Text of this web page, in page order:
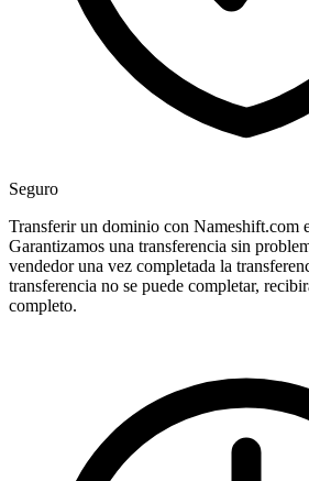
Seguro
Transferir un dominio con Nameshift.com
Garantizamos una transferencia sin
vendedor una vez completada la
transferencia no se puede completar,
completo.